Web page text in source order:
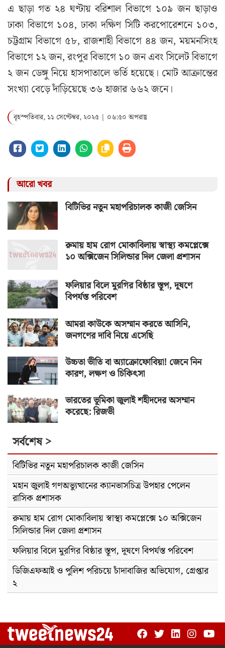
এ ছাড়া গত ২৪ ঘণ্টায় বরিশাল বিভাগে ১০৯ জন ছাড়াও
ঢাকা বিভাগে ১০৪, ঢাকা দক্ষিণ সিটি করপোরেশনে ১০৩,
চট্টগ্রাম বিভাগে ৫৮, রাজশাহী বিভাগে ৪৪ জন, ময়মনসিংহ
বিভাগে ১২ জন, রংপুর বিভাগে ১০ জন এবং সিলেট বিভাগে
২ জন ডেঙ্গু নিয়ে হাসপাতালে ভর্তি হয়েছে। মোট আক্রান্তের
সংখ্যা বেড়ে দাঁড়িয়েছে ৩৬ হাজার ৬৬২ জনে।
বৃহস্পতিবার, ১১ সেপ্টেম্বর, ২০২৫ | ০৬:৫০ অপরাহ্ণ
আরো খবর
বিটিভির নতুন মহাপরিচালক কাজী জেসিন
রুমায় হাম রোগ মোকাবিলায় স্বাস্থ্য কমপ্লেক্সে
১০ অক্সিজেন সিলিন্ডার দিল জেলা প্রশাসন
ফলিয়ার বিলে মুরগির বিষ্ঠার স্তূপ, দূষণে
বিপর্যস্ত পরিবেশ
আমরা কাউকে অসম্মান করতে আসিনি,
জনগণের দাবি নিয়ে এসেছি
উচ্চতা ভীতি বা অ্যাক্রোফোবিয়া! জেনে নিন
কারণ, লক্ষণ ও চিকিৎসা
ভারতের ভূমিকা জুলাই শহীদদের অসম্মান
করেছে: রিজভী
সর্বশেষ >
বিটিভির নতুন মহাপরিচালক কাজী জেসিন
মহান জুলাই গণঅভ্যুত্থানের ক্যানভাসচিত্র উপহার পেলেন
রাসিক প্রশাসক
রুমায় হাম রোগ মোকাবিলায় স্বাস্থ্য কমপ্লেক্সে ১০ অক্সিজেন
সিলিন্ডার দিল জেলা প্রশাসন
ফলিয়ার বিলে মুরগির বিষ্ঠার স্তূপ, দূষণে বিপর্যস্ত পরিবেশ
ডিজিএফআই ও পুলিশ পরিচয়ে চাঁদাবাজির অভিযোগ, গ্রেপ্তার
২